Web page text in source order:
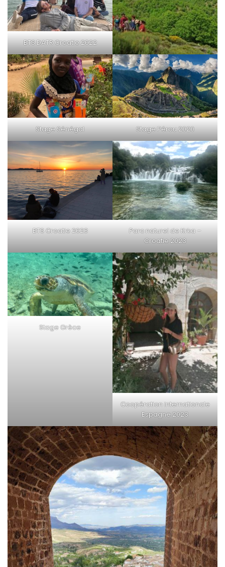
BTS DATR Croatie 2022
Stage Sénégal Stage Pérou 2020
BTS Croatie 2023
Parc naturel de Krka –
Croatie 2023
Stage Grèce
Coopération internationale
Espagne 2023